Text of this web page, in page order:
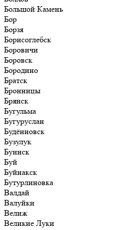
Большой Камень
Бор
Борзя
Борисоглебск
Боровичи
Боровск
Бородино
Братск
Бронницы
Брянск
Бугульма
Бугуруслан
Будённовск
Бузулук
Буинск
Буй
Буйнакск
Бутурлиновка
Валдай
Валуйки
Велиж
Великие Луки